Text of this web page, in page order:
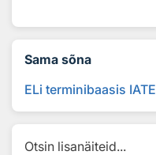
Sama sõna
ELi terminibaasis IATE
Otsin lisanäiteid...